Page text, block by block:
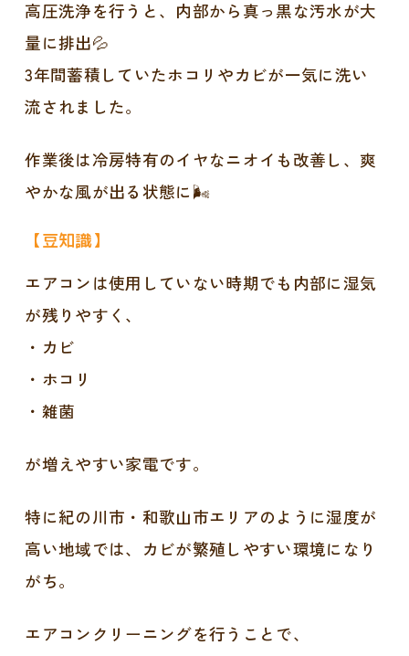
高圧洗浄を行うと、内部から真っ黒な汚水が大
量に排出💦
3年間蓄積していたホコリやカビが一気に洗い
流されました。
作業後は冷房特有のイヤなニオイも改善し、爽
やかな風が出る状態に🌬️
【豆知識】
エアコンは使用していない時期でも内部に湿気
が残りやすく、
・カビ
・ホコリ
・雑菌
が増えやすい家電です。
特に紀の川市・和歌山市エリアのように湿度が
高い地域では、カビが繁殖しやすい環境になり
がち。
エアコンクリーニングを行うことで、